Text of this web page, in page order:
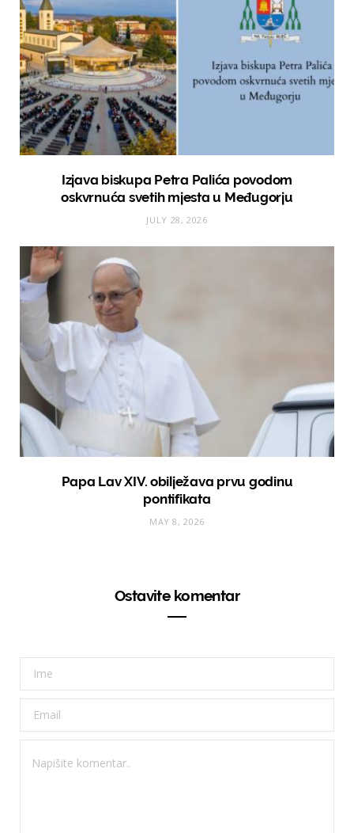
Izjava biskupa Petra Palića povodom
oskvrnuća svetih mjesta u Međugorju
JULY 28, 2026
Papa Lav XIV. obilježava prvu godinu
pontifikata
MAY 8, 2026
Ostavite komentar